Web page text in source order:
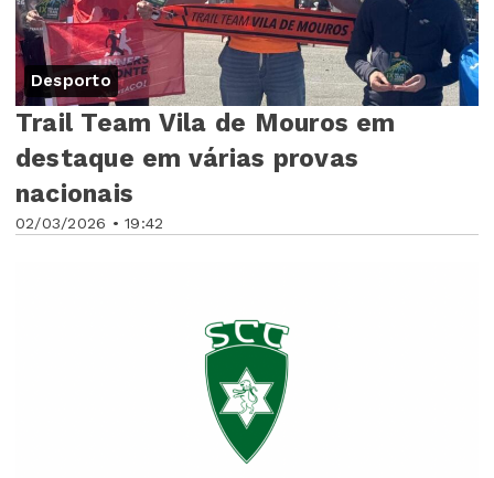
Desporto
02/03/2026 • 19:42
Trail Team Vila de Mouros em
destaque em várias provas
nacionais